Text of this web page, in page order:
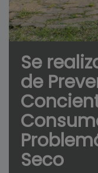
Se
de
Seco